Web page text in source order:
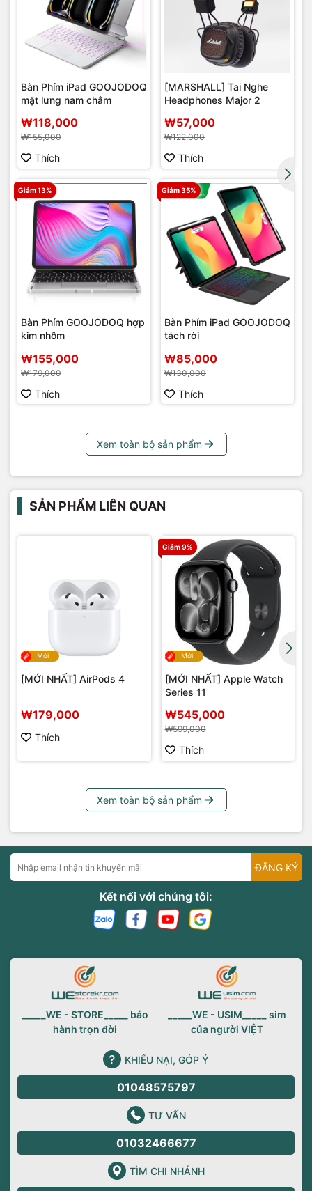
Bàn Phím iPad GOOJODOQ
mặt lưng nam châm
₩118,000
₩155,000
Thích
[MARSHALL] Tai Nghe
Headphones Major 2
₩57,000
₩122,000
Thích
Giảm 13%
Bàn Phím GOOJODOQ hợp
kim nhôm
₩155,000
₩179,000
Thích
Giảm 35%
Bàn Phím iPad GOOJODOQ
tách rời
₩85,000
₩130,000
Thích
Xem toàn bộ sản phẩm
SẢN PHẨM LIÊN QUAN
Mới
[MỚI NHẤT] AirPods 4
₩179,000
Thích
Mới
Giảm 9%
[MỚI NHẤT] Apple Watch
Series 11
₩545,000
₩599,000
Thích
Xem toàn bộ sản phẩm
ĐĂNG KÝ
Kết nối với chúng tôi:
_____WE - STORE_____ bảo
hành trọn đời
_____WE - USIM_____ sim
của người VIỆT
KHIẾU NẠI, GÓP Ý
01048575797
TƯ VẤN
01032466677
TÌM CHI NHÁNH